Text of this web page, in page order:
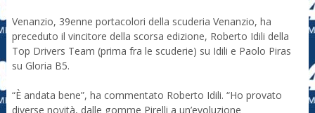
Venanzio, 39enne portacolori della scuderia Venanzio, ha
preceduto il vincitore della scorsa edizione, Roberto Idili della
Top Drivers Team (prima fra le scuderie) su Idili e Paolo Piras
su Gloria B5.
“È andata bene”, ha commentato Roberto Idili. “Ho provato
diverse novità, dalle gomme Pirelli a un’evoluzione